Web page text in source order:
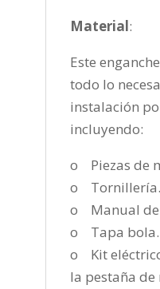
Material:
Este
todo lo
instalación
incluyendo:
o Piezas de
o Tornillería.
o Manual de
o Tapa bola.
o Kit
la pestaña